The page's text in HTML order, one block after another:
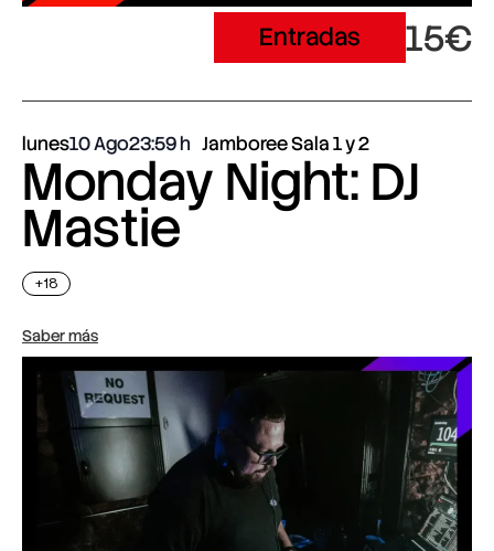
Entradas 15€
lunes10 Ago23:59 Jamboree Sala 1 y 2
Monday Night: DJ
Mastie
+18
Saber más